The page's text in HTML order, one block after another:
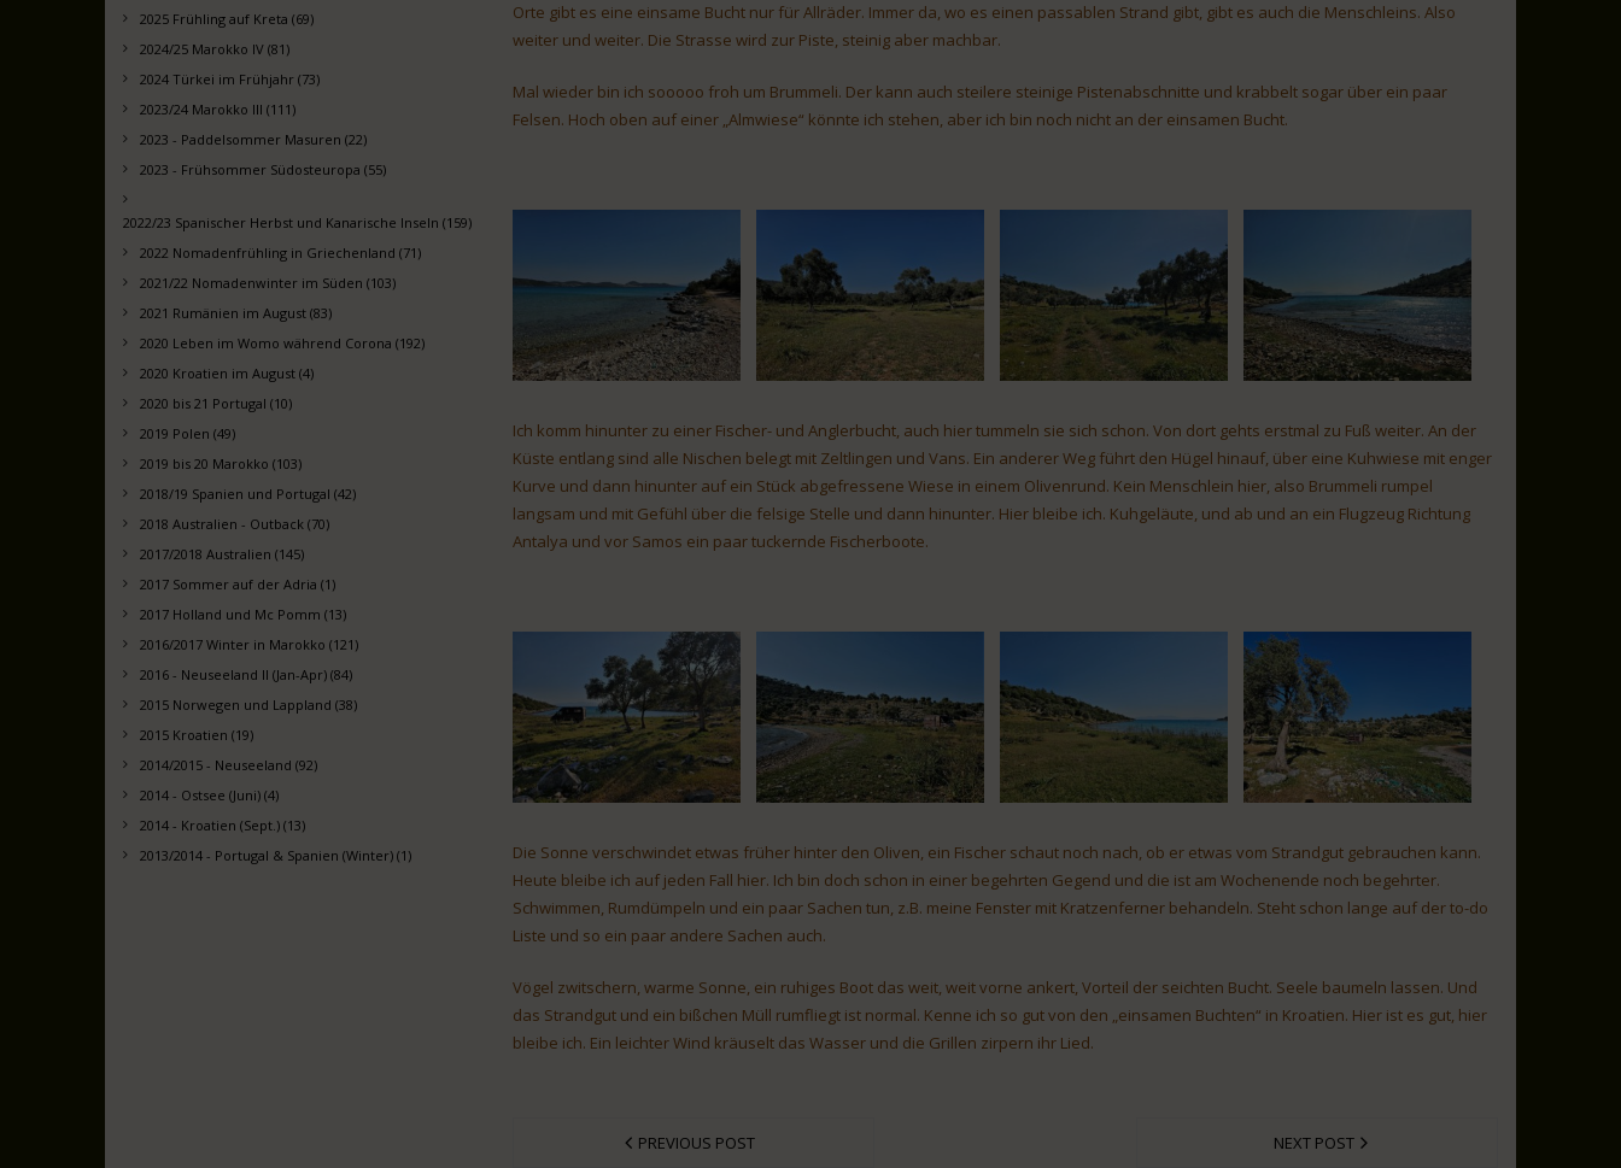
Orte gibt es eine einsame Bucht nur für Allräder. Immer da, wo es einen passablen Strand gibt, gibt es auch die Menschleins. Also
weiter und weiter. Die Strasse wird zur Piste, steinig aber machbar.
Mal wieder bin ich sooooo froh um Brummeli. Der kann auch steilere steinige Pistenabschnitte und krabbelt sogar über ein paar
Felsen. Hoch oben auf einer „Almwiese“ könnte ich stehen, aber ich bin noch nicht an der einsamen Bucht.
Ich komm hinunter zu einer Fischer- und Anglerbucht, auch hier tummeln sie sich schon. Von dort gehts erstmal zu Fuß weiter. An der
Küste entlang sind alle Nischen belegt mit Zeltlingen und Vans. Ein anderer Weg führt den Hügel hinauf, über eine Kuhwiese mit enger
Kurve und dann hinunter auf ein Stück abgefressene Wiese in einem Olivenrund. Kein Menschlein hier, also Brummeli rumpel
langsam und mit Gefühl über die felsige Stelle und dann hinunter. Hier bleibe ich. Kuhgeläute, und ab und an ein Flugzeug Richtung
Antalya und vor Samos ein paar tuckernde Fischerboote.
Die Sonne verschwindet etwas früher hinter den Oliven, ein Fischer schaut noch nach, ob er etwas vom Strandgut gebrauchen kann.
Heute bleibe ich auf jeden Fall hier. Ich bin doch schon in einer begehrten Gegend und die ist am Wochenende noch begehrter.
Schwimmen, Rumdümpeln und ein paar Sachen tun, z.B. meine Fenster mit Kratzenferner behandeln. Steht schon lange auf der to-do
Liste und so ein paar andere Sachen auch.
Vögel zwitschern, warme Sonne, ein ruhiges Boot das weit, weit vorne ankert, Vorteil der seichten Bucht. Seele baumeln lassen. Und
das Strandgut und ein bißchen Müll rumfliegt ist normal. Kenne ich so gut von den „einsamen Buchten“ in Kroatien. Hier ist es gut, hier
bleibe ich. Ein leichter Wind kräuselt das Wasser und die Grillen zirpern ihr Lied.
PREVIOUS POST NEXT POST
2025 Frühling auf Kreta (69)
2024/25 Marokko IV (81)
2024 Türkei im Frühjahr (73)
2023/24 Marokko III (111)
2023 - Paddelsommer Masuren (22)
2023 - Frühsommer Südosteuropa (55)
2022/23 Spanischer Herbst und Kanarische Inseln (159)
2022 Nomadenfrühling in Griechenland (71)
2021/22 Nomadenwinter im Süden (103)
2021 Rumänien im August (83)
2020 Leben im Womo während Corona (192)
2020 Kroatien im August (4)
2020 bis 21 Portugal (10)
2019 Polen (49)
2019 bis 20 Marokko (103)
2018/19 Spanien und Portugal (42)
2018 Australien - Outback (70)
2017/2018 Australien (145)
2017 Sommer auf der Adria (1)
2017 Holland und Mc Pomm (13)
2016/2017 Winter in Marokko (121)
2016 - Neuseeland II (Jan-Apr) (84)
2015 Norwegen und Lappland (38)
2015 Kroatien (19)
2014/2015 - Neuseeland (92)
2014 - Ostsee (Juni) (4)
2014 - Kroatien (Sept.) (13)
2013/2014 - Portugal & Spanien (Winter) (1)